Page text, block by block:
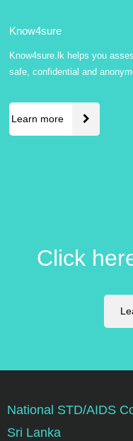
Know4sure
Know4sure.lk helps you
safe, confidential and
Learn more
Click
National STD/AIDS
Sri Lanka